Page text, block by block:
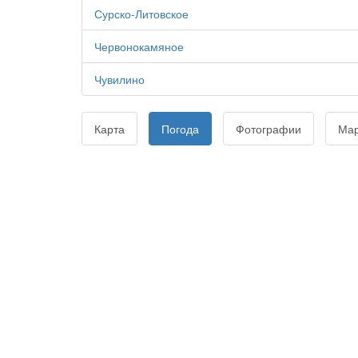
Сурско-Литовское
Червонокамяное
Чувилино
Карта Погода Фотографии